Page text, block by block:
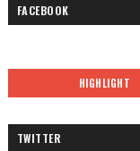
FACEBOOK
HIGHLIGHT
TWITTER